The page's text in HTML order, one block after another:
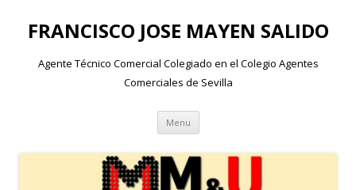
FRANCISCO JOSE MAYEN SALIDO
Agente Técnico Comercial Colegiado en el Colegio Agentes
Comerciales de Sevilla
Menu Skip to content